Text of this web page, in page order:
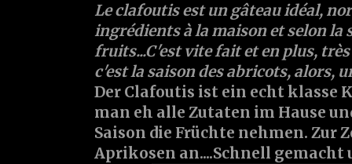
Le clafoutis est un gâteau idéal,
ingrédients à la maison et selon la
fruits...C'est vite fait et en plus,
c'est la saison des abricots, alors,
Der Clafoutis ist ein echt klasse
man eh alle Zutaten im Hause
Saison die Früchte nehmen. Zur
Aprikosen an....Schnell gemacht